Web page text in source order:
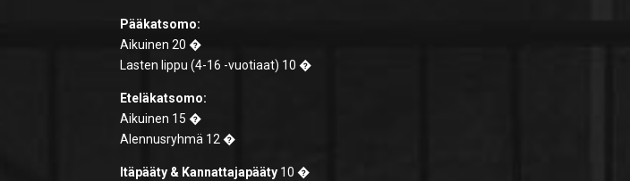
Pääkatsomo:
Aikuinen 20 �
Lasten lippu (4-16 -vuotiaat) 10 �
Eteläkatsomo:
Aikuinen 15 �
Alennusryhmä 12 �
Itäpääty & Kannattajapääty 10 �